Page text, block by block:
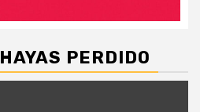
PERDIDO